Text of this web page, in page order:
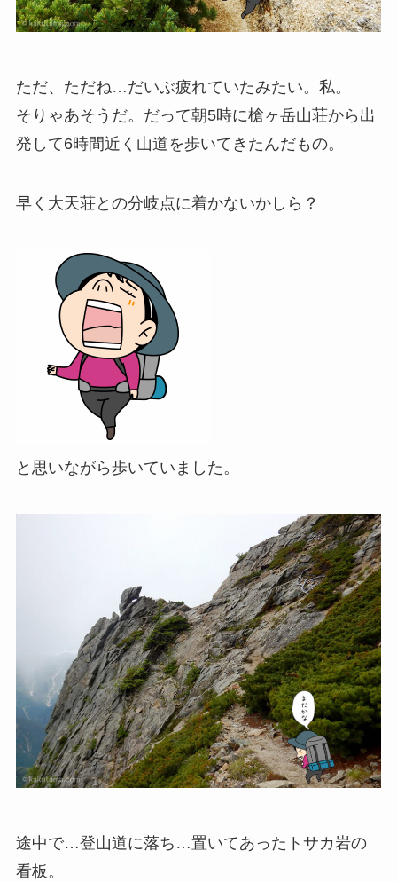
ただ、ただね…だいぶ疲れていたみたい。私。
そりゃあそうだ。だって朝5時に槍ヶ岳山荘から出
発して6時間近く山道を歩いてきたんだもの。
早く大天荘との分岐点に着かないかしら？
と思いながら歩いていました。
途中で…登山道に落ち…置いてあった トサカ岩の
看板。